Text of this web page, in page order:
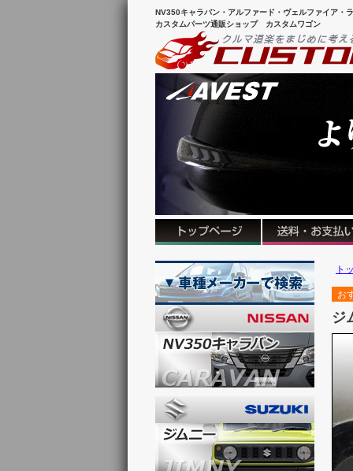
NV350キャラバン・アルファード・ヴェルファイア・
カスタムパーツ通販ショップ カスタムワゴン
ト
お
ジ